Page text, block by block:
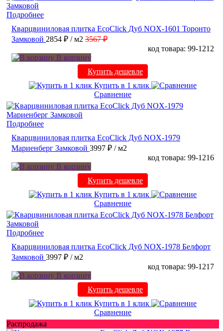
Подробнее
Кварцвиниловая плитка EcoClick Дуб NOX-1601 Торонто
Замковой 2854 ₽ / м2 3567 ₽
код товара: 99-1212
В корзину
Купить дешевле
Купить в 1 клик
Сравнение
Подробнее
Кварцвиниловая плитка EcoClick Дуб NOX-1979
Мариенберг Замковой 3997 ₽ / м2
код товара: 99-1216
В корзину
Купить дешевле
Купить в 1 клик
Сравнение
Подробнее
Кварцвиниловая плитка EcoClick Дуб NOX-1978 Белфорт
Замковой 3997 ₽ / м2
код товара: 99-1217
В корзину
Купить дешевле
Купить в 1 клик
Сравнение
Распродажа